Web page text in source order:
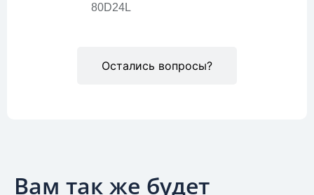
Остались вопросы?
80D24L
Вам так же будет